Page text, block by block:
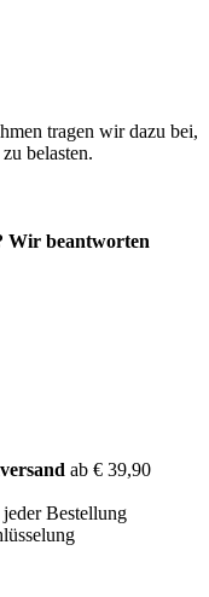
tragen wir dazu bei,
belasten.
Wir beantworten
ab € 39,90
jeder Bestellung